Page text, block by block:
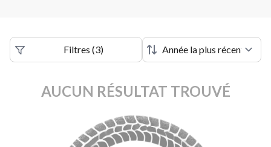
Filtres (3)
AUCUN RÉSULTAT TROUVÉ